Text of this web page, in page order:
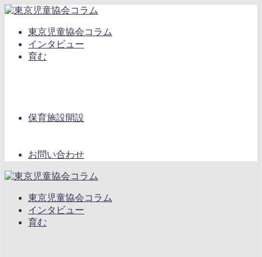
東京児童協会コラム
インタビュー
育む
保育施設開設
お問い合わせ
東京児童協会コラム
インタビュー
育む